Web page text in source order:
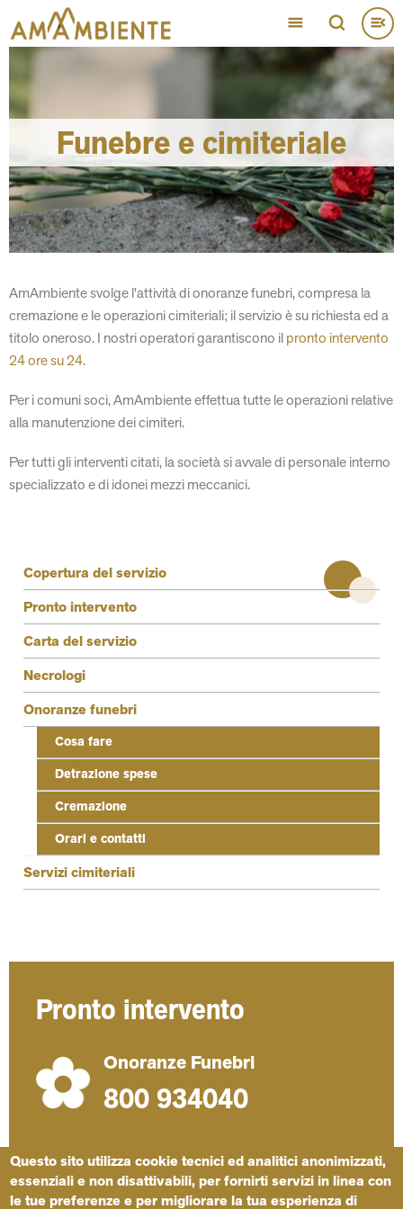
contenuto
Funebre e cimiteriale
AmAmbiente svolge l'attività di onoranze funebri, compresa la
cremazione e le operazioni cimiteriali; il servizio è su richiesta ed a
titolo oneroso. I nostri operatori garantiscono ilpronto intervento
24 ore su 24.
Per i comuni soci, AmAmbiente effettua tutte le operazioni relative
alla manutenzione dei cimiteri.
Per tutti gli interventi citati, la società si avvale di personale interno
specializzato e di idonei mezzi meccanici.
Terzo livello
Copertura del servizio
Pronto intervento
Carta del servizio
Necrologi
Onoranze funebri
Cosa fare
Detrazione spese
Cremazione
Orari e contatti
Servizi cimiteriali
Pronto intervento
Onoranze Funebri
800 934040
Privacy Note legali Dicono di noi Società trasparente
Questo sito utilizza cookie tecnici ed analitici anonimizzati,
essenziali e non disattivabili, per fornirti servizi in linea con
le tue preferenze e per migliorare la tua esperienza di